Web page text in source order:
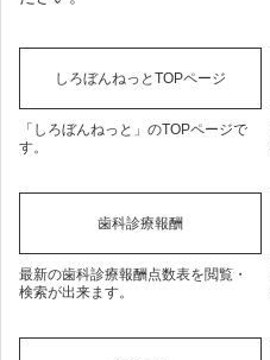
しろぼんねっとTOPページ
「しろぼんねっと」のTOPページで
す。
歯科診療報酬
最新の歯科診療報酬点数表を閲覧・
検索が出来ます。